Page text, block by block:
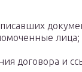
лица;
договора и